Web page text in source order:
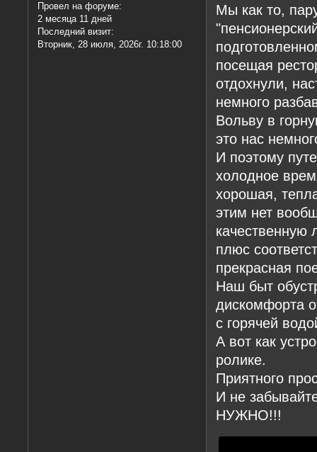
Провел на форуме:
2 месяца 11 дней
Последний визит:
Вторник, 28 июля, 2026г. 10:18:00
Мы как то,
посещая
отдохнули,
немного
Вольву в
это нас
И поэтому
холодное
хорошая,
этим нет
качественную
плюс
прекрасная
Наш быт
дискомфорта
с горячей
А вот как
ролике.
Приятного
И не
НУЖНО!!!